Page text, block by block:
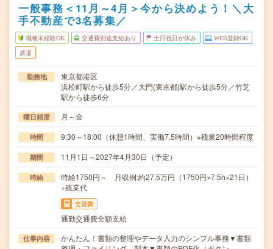
一般事務＜11月～4月＞今から決めよう！＼大
手不動産で3名募集／
職種未経験OK 交通費別途支給あり 土日祝日が休み WEB登録OK
派遣
勤務地
東京都港区
浜松町駅から徒歩5分／大門(東京都)駅から徒歩5分／竹芝
駅から徒歩6分
曜日頻度 月～金
時間 9:30～18:00（休憩1時間、実働7.5時間）※残業20時間程度
期間 11月1日～2027年4月30日（予定）
時給
時給1750円～ 月収例:約27.5万円（1750円×7.5h×21日）
+残業代
交通費
通勤交通費全額支給
仕事内容
かんたん！書類の整理やデータ入力のシンプル事務▼書類